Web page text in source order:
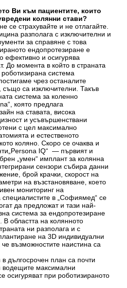
Ви към пациентите, които
колянни стави?
се страхувайте и не отлагайте.
разполага с изключителни и
за справяне с това
ендопротезиране е
ефективно и осигурява
До момента в който в страната
роботизирана система
чрез останалите
също са изключителни. Такъв
система за коленно
която предлага
на ставата, висока
и усъвършенствани
с цел максимално
и естественото
коляно. Скоро се очаква и
IQ“ — първият и
„умен“ имплант за колянна
сензори събира данни
брой крачки, скорост на
на възстановяване, което
мониторинг на
специалистите в „Софиямед“ се
да предложат и тази най-
система за ендопротезиране
В областта на колянното
ни разполага и с
на 3D индивидуални
че възможностите наистина са
в дългосрочен план са почти
водещите максимални
осигуряват при роботизираното